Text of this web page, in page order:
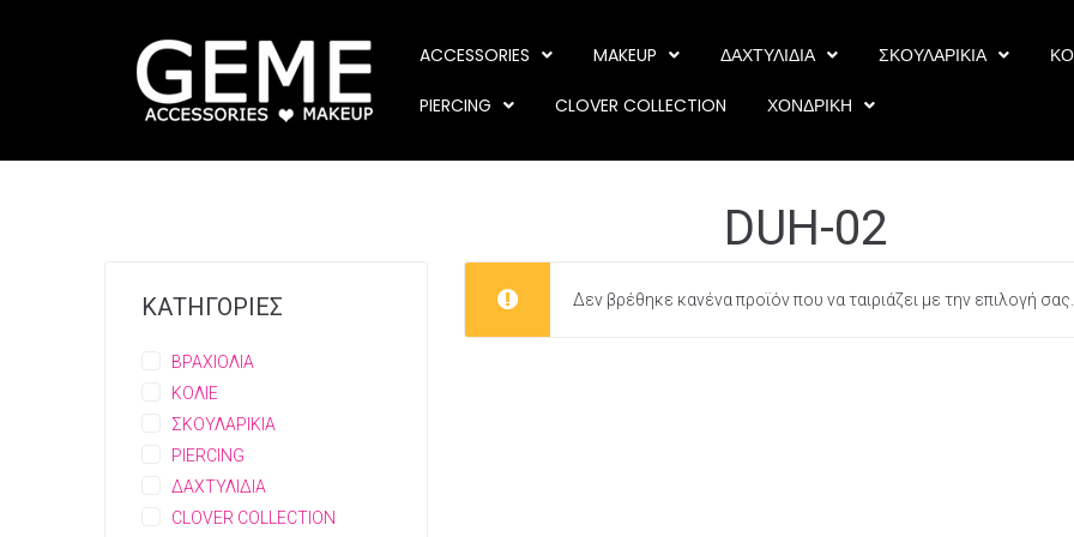
ACCESSORIES MAKEUP ΔΑΧΤΥΛΙΔΙΑ ΣΚΟΥΛΑΡΙΚΙΑ
PIERCING CLOVER COLLECTION ΧΟΝΔΡΙΚΗ
DUH-02
Δεν βρέθηκε κανένα προϊόν που να ταιριάζει με την επιλογή σας.
ΚΑΤΗΓΟΡΙΕΣ
ΒΡΑΧΙΟΛΙΑ
ΚΟΛΙΕ
ΣΚΟΥΛΑΡΙΚΙΑ
PIERCING
ΔΑΧΤΥΛΙΔΙΑ
CLOVER COLLECTION